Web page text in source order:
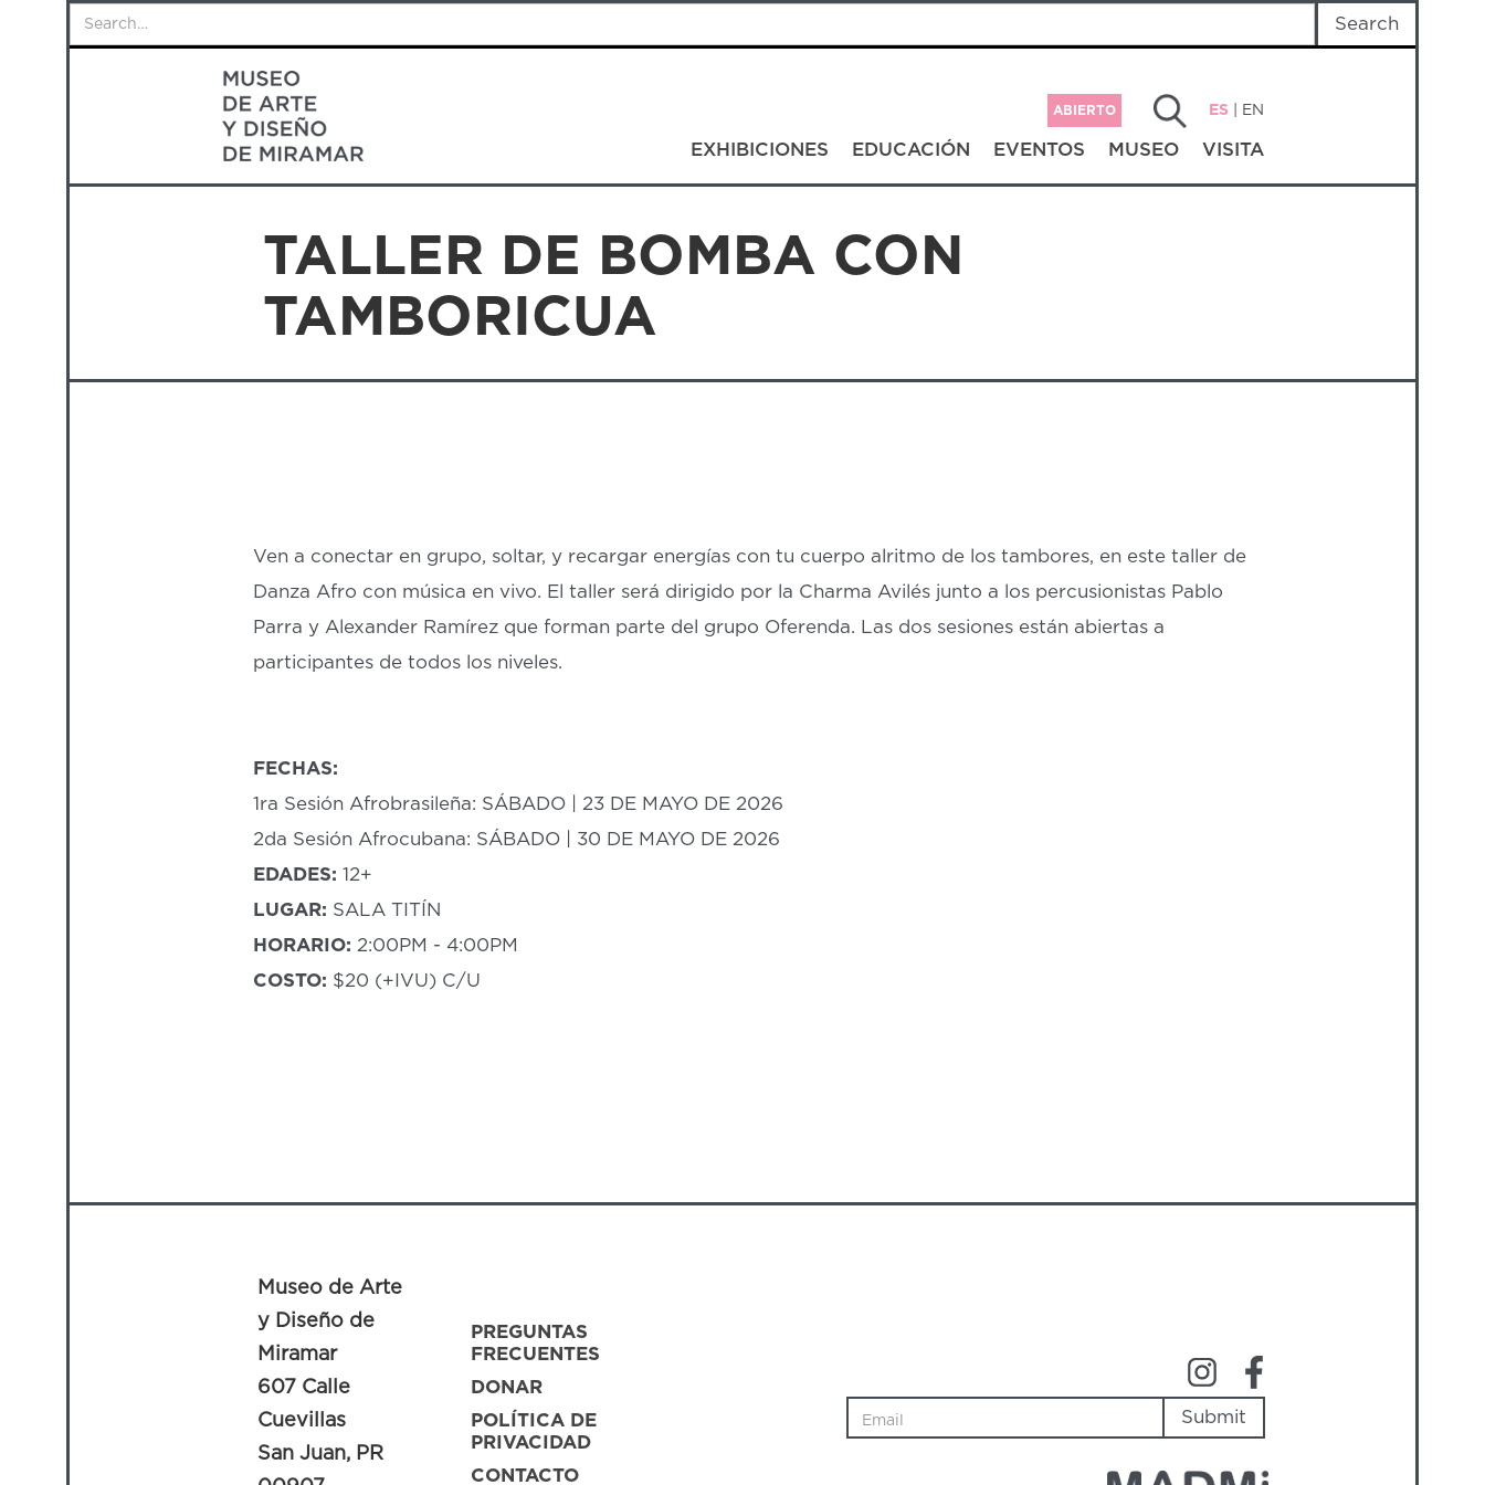
ABIERTO ES EN
EXHIBICIONES EDUCACIÓN EVENTOS MUSEO VISITA
TALLER DE BOMBA CON
TAMBORICUA
Ven a conectar en grupo, soltar, y recargar energías con tu cuerpo alritmo de los tambores, en este taller de
Danza Afro con música en vivo. El taller será dirigido por la Charma Avilés junto a los percusionistas Pablo
Parra y Alexander Ramírez que forman parte del grupo Oferenda. Las dos sesiones están abiertas a
participantes de todos los niveles.
FECHAS:
1ra Sesión Afrobrasileña: SÁBADO | 23 DE MAYO DE 2026
2da Sesión Afrocubana: SÁBADO | 30 DE MAYO DE 2026
EDADES:12+
LUGAR: SALA TITÍN
HORARIO: 2:00PM - 4:00PM
COSTO: $20 (+IVU) C/U
Museo de Arte
y Diseño de
Miramar
607 Calle
Cuevillas
San Juan, PR
PREGUNTAS
FRECUENTES
DONAR
POLÍTICA DE
PRIVACIDAD
CONTACTO